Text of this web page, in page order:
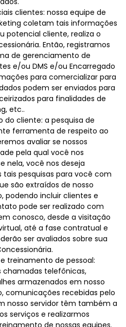
clientes: nossa equipe de
coletam tais informações
potencial cliente, realiza o
Então, registramos
de gerenciamento de
e/ou DMS e/ou Encarregado
para comercializar para
podem ser enviados para
para finalidades de
etc..
do cliente: a pesquisa de
ferramenta de respeito ao
avaliar se nossos
pela qual você nos
nela, você nos deseja
pesquisas para você com
são extraídos de nosso
podendo incluir clientes e
pode ser realizado com
conosco, desde a visitação
até a fase contratual e
ser avaliados sobre sua
treinamento de pessoal:
chamadas telefônicas,
armazenados em nosso
comunicações recebidas pelo
nosso servidor têm também a
serviços e realizarmos
de nossas equipes.